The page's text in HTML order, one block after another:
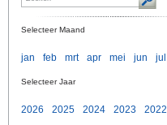
Selecteer Maand
jan feb mrt apr mei jun jul
Selecteer Jaar
2026 2025 2024 2023 2022